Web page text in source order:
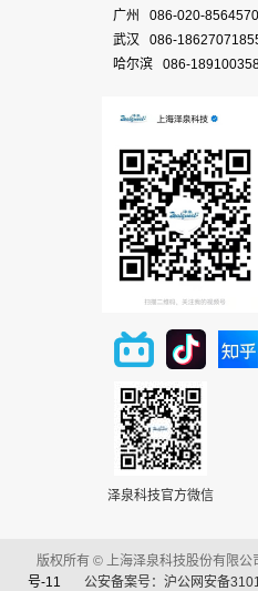
广州 086-020-
武汉 086-
哈尔滨 086-
泽泉科技官方微信
版权所有 © 上海泽泉科技股份有限
号-11
公安备案号：沪公网安备